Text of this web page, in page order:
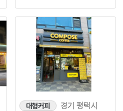
대형커피 경기 평택시